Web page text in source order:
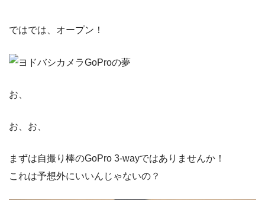
ではでは、オープン！
お、
お、お、
まずは自撮り棒のGoPro 3-wayではありませんか！
これは予想外にいいんじゃないの？